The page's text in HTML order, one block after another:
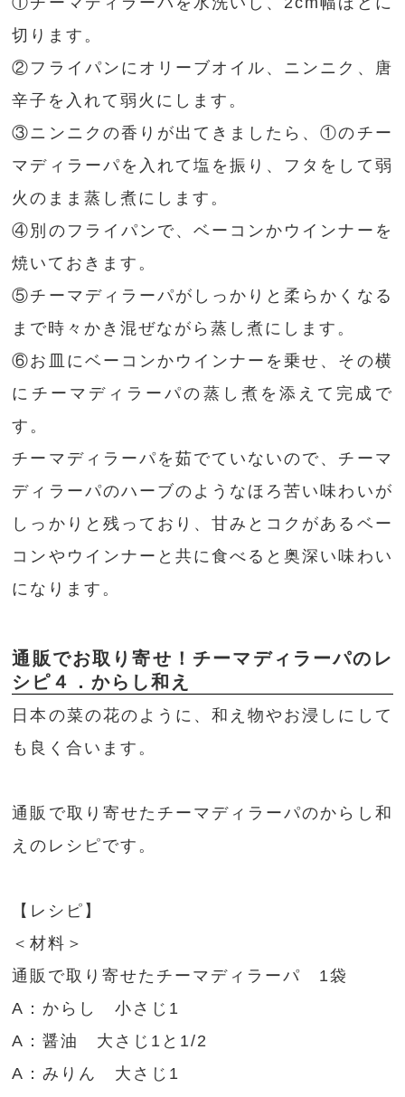
切ります。
②フライパンにオリーブオイル、ニンニク、唐
辛子を入れて弱火にします。
③ニンニクの香りが出てきましたら、①のチー
マディラーパを入れて塩を振り、フタをして弱
火のまま蒸し煮にします。
④別のフライパンで、ベーコンかウインナーを
焼いておきます。
⑤チーマディラーパがしっかりと柔らかくなる
まで時々かき混ぜながら蒸し煮にします。
⑥お皿にベーコンかウインナーを乗せ、その横
にチーマディラーパの蒸し煮を添えて完成で
す。
チーマディラーパを茹でていないので、チーマ
ディラーパのハーブのようなほろ苦い味わいが
しっかりと残っており、甘みとコクがあるベー
コンやウインナーと共に食べると奥深い味わい
になります。
通販でお取り寄せ！チーマディラーパのレ
シピ４．からし和え
日本の菜の花のように、和え物やお浸しにして
も良く合います。
通販で取り寄せたチーマディラーパのからし和
えのレシピです。
【レシピ】
＜材料＞
通販で取り寄せたチーマディラーパ 1袋
A：からし 小さじ1
A：醤油 大さじ1と1/2
A：みりん 大さじ1